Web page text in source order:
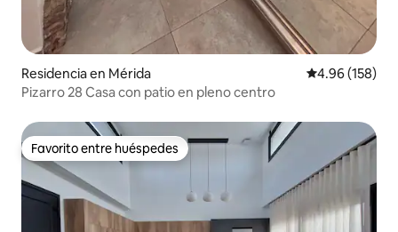
Residencia en Mérida Calificación
4.96 (158)
Pizarro 28 Casa con patio en pleno centro
Favorito entre huéspedes
Favorito entre huéspedes